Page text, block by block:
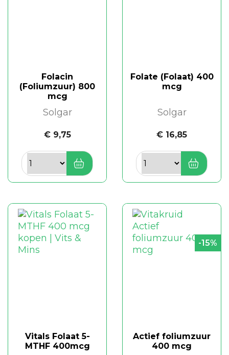
Folacin
(Foliumzuur) 800
mcg
Solgar
€ 9,75
Folate (Folaat) 400
mcg
Solgar
€ 16,85
Vitals Folaat 5-
MTHF 400mcg
Actief foliumzuur
400 mcg
-15%